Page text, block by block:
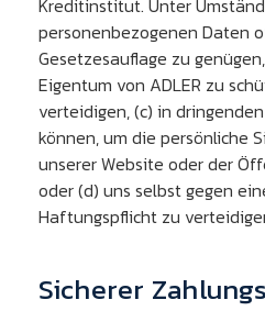
Kreditinstitut. Unter
personenbezogenen Daten
Gesetzesauflage zu
Eigentum von ADLER zu
verteidigen, (c) in
können, um die persönliche
unserer Website oder der
oder (d) uns selbst gegen
Haftungspflicht zu
Sicherer